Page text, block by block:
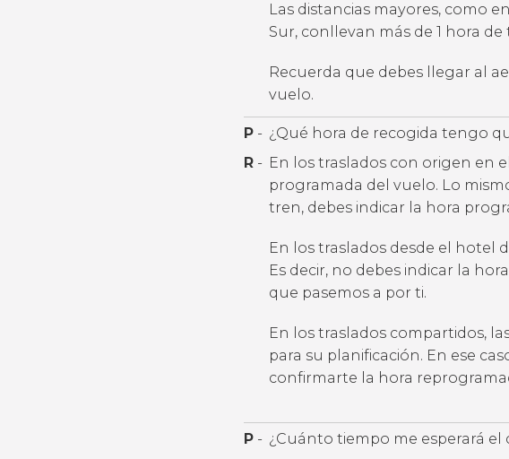
Las distancias mayores, como
Sur, conllevan más de 1 hora de
Recuerda que debes llegar al
vuelo.
P - ¿Qué hora de recogida tengo
R - En los traslados con origen en
programada del vuelo. Lo
tren, debes indicar la hora
En los traslados desde el hotel
Es decir, no debes indicar la
que pasemos a por ti.
En los traslados compartidos,
para su planificación. En ese
confirmarte la hora
P - ¿Cuánto tiempo me esperará